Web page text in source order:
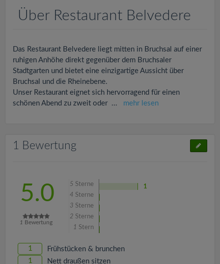
Über Restaurant Belvedere
Das Restaurant Belvedere liegt mitten in Bruchsal auf einer
ruhigen Anhöhe direkt gegenüber dem Bruchsaler
Stadtgarten und bietet eine einzigartige Aussicht über
Bruchsal und die Rheinebene.
Unser Restaurant eignet sich hervorragend für einen
schönen Abend zu zweit oder ... mehr lesen
1 Bewertung
5.0
1 Bewertung
5 Sterne
1
4 Sterne
3 Sterne
2 Sterne
1 Stern
1 Frühstücken & brunchen
1 Nett draußen sitzen